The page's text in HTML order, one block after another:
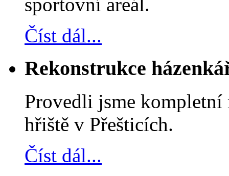
Číst dál...
Rekonstrukce
Provedli jsme kompletní
hřiště v Přešticích.
Číst dál...